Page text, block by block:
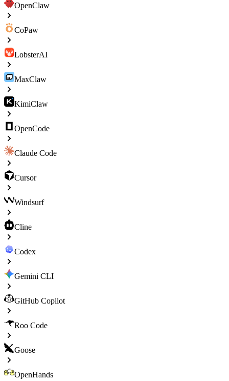
OpenClaw
CoPaw
LobsterAI
MaxClaw
KimiClaw
OpenCode
Claude Code
Cursor
Windsurf
Cline
Codex
Gemini CLI
GitHub Copilot
Roo Code
Goose
OpenHands